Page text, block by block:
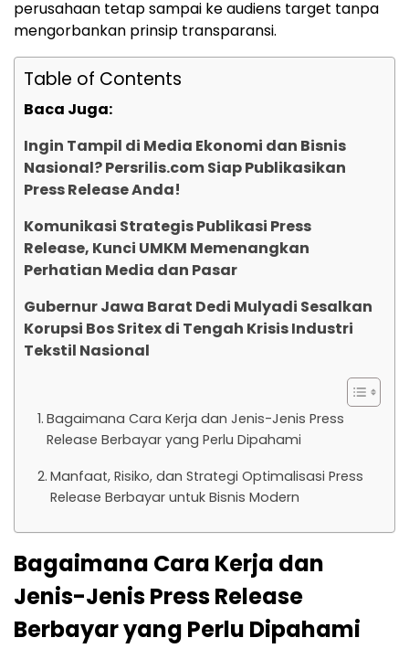
perusahaan tetap sampai ke audiens target tanpa
mengorbankan prinsip transparansi.
Table of Contents
Baca Juga:
Ingin Tampil di Media Ekonomi dan Bisnis
Nasional? Persrilis.com Siap Publikasikan
Press Release Anda!
Komunikasi Strategis Publikasi Press
Release, Kunci UMKM Memenangkan
Perhatian Media dan Pasar
Gubernur Jawa Barat Dedi Mulyadi Sesalkan
Korupsi Bos Sritex di Tengah Krisis Industri
Tekstil Nasional
Bagaimana Cara Kerja dan Jenis-Jenis Press
Release Berbayar yang Perlu Dipahami
Manfaat, Risiko, dan Strategi Optimalisasi Press
Release Berbayar untuk Bisnis Modern
Bagaimana Cara Kerja dan
Jenis-Jenis Press Release
Berbayar yang Perlu Dipahami